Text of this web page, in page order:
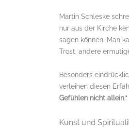
Martin Schleske
nur aus der Kirche
sagen können. Man
Trost, andere
Besonders
verleihen diesen
Gefühlen nicht allein.“
Kunst und